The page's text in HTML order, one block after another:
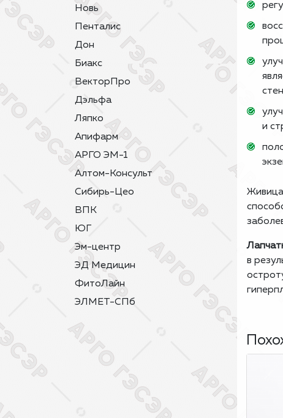
Новь
Пенталис
Дон
Биакс
ВекторПро
Дэльфа
Ляпко
Апифарм
АРГО ЭМ-1
Алтом-Консульт
Сибирь-Цео
ВПК
ЮГ
Эм-центр
ЭД Медицин
ФитоЛайн
ЭЛМЕТ-СПб
и
Живица
в